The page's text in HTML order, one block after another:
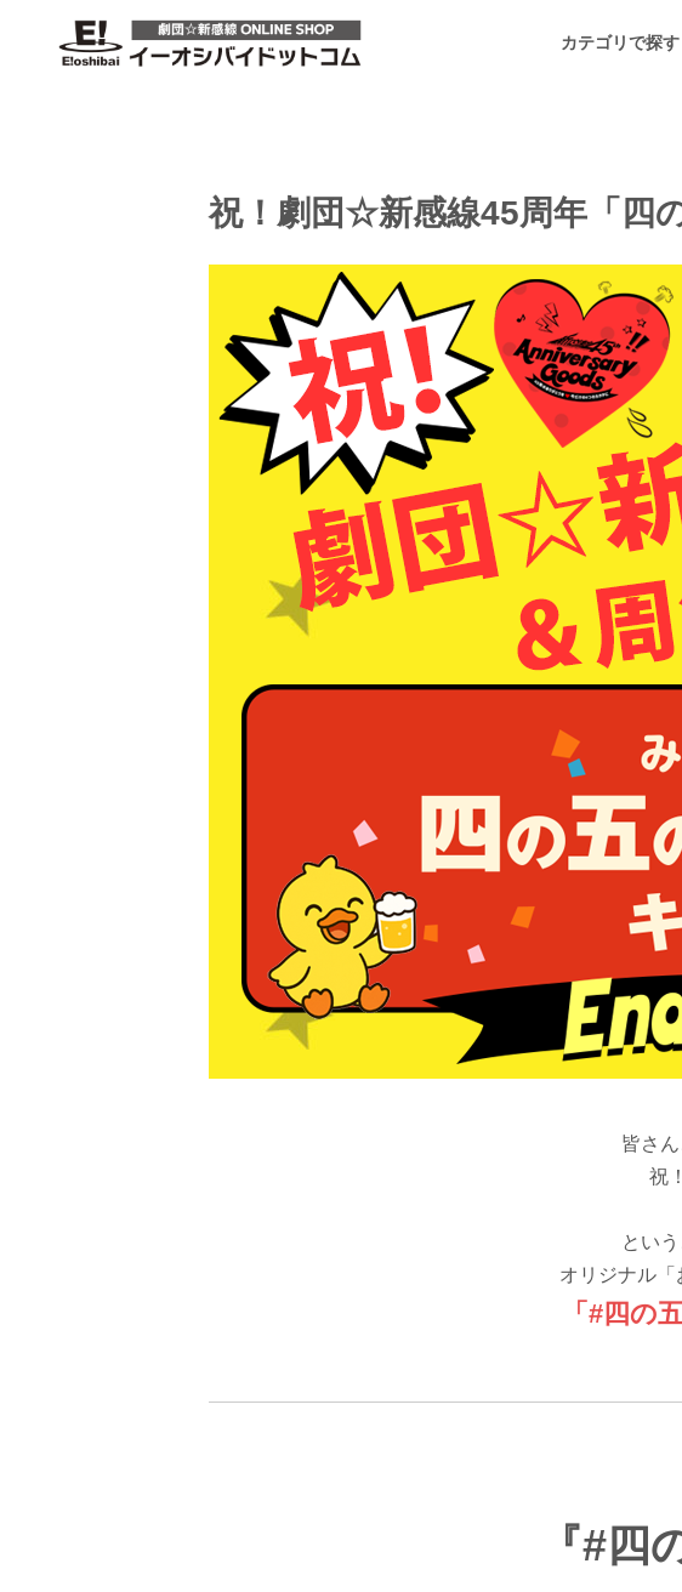
カテゴリで探す
祝！劇団☆新感線45周年「四
皆さ
祝
とい
オリジナル
「#四の
『#四